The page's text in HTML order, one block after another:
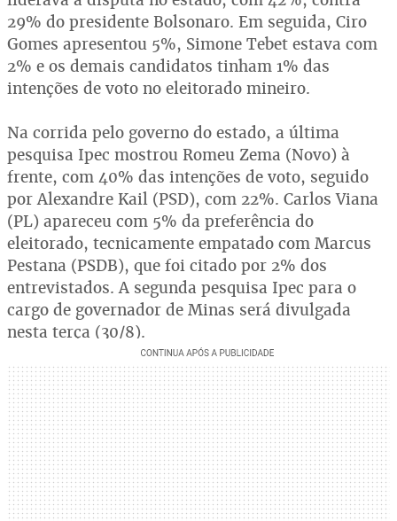
29% do presidente Bolsonaro. Em seguida, Ciro
Gomes apresentou 5%, Simone Tebet estava com
2% e os demais candidatos tinham 1% das
intenções de voto no eleitorado mineiro.
Na corrida pelo governo do estado, a última
pesquisa Ipec mostrou Romeu Zema (Novo) à
frente, com 40% das intenções de voto, seguido
por Alexandre Kail (PSD), com 22%. Carlos Viana
(PL) apareceu com 5% da preferência do
eleitorado, tecnicamente empatado com Marcus
Pestana (PSDB), que foi citado por 2% dos
entrevistados. A segunda pesquisa Ipec para o
cargo de governador de Minas será divulgada
nesta terça (30/8).